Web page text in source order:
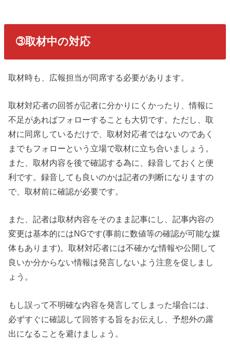
➂取材中の対応
取材時も、広報担当が同席する必要があります。
取材対応者の回答が記者に分かりにくかったり、情報に
不足があればフォローすることも大切です。ただし、取
材に同席しているだけで、取材対応者ではないのであく
までもフォローという立場で取材に立ち合いましょう。
また、取材内容を後で確認する為に、録音しておくと便
利です。録音しても良いのかは記者の判断になりますの
で、取材前に確認が必要です。
また、記者は取材内容をそのまま記事にし、記事内容の
変更は基本的にはNGです(事前に数値等の確認が可能な媒
体もあります)。取材対応者には不確かな情報や公開して
良いか分からない情報は発言しないよう注意を促しまし
ょう。
もし誤って不明確な内容を発言してしまった場合には、
必ずすぐに確認して回答する旨をお伝えし、予想外の露
出になることを避けましょう。